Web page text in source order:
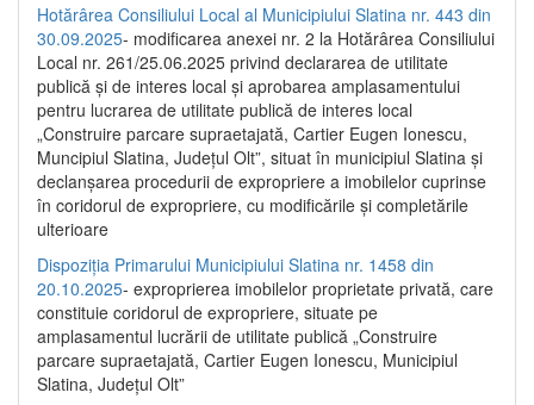
Hotărârea Consiliului Local al Municipiului Slatina nr. 443 din
30.09.2025- modificarea anexei nr. 2 la Hotărârea Consiliului
Local nr. 261/25.06.2025 privind declararea de utilitate
publică şi de interes local şi aprobarea amplasamentului
pentru lucrarea de utilitate publică de interes local
„Construire parcare supraetajată, Cartier Eugen Ionescu,
Muncipiul Slatina, Judeţul Olt”, situat în municipiul Slatina şi
declanşarea procedurii de expropriere a imobilelor cuprinse
în coridorul de expropriere, cu modificările şi completările
ulterioare
Dispoziția Primarului Municipiului Slatina nr. 1458 din
20.10.2025- exproprierea imobilelor proprietate privată, care
constituie coridorul de expropriere, situate pe
amplasamentul lucrării de utilitate publică „Construire
parcare supraetajată, Cartier Eugen Ionescu, Municipiul
Slatina, Județul Olt”